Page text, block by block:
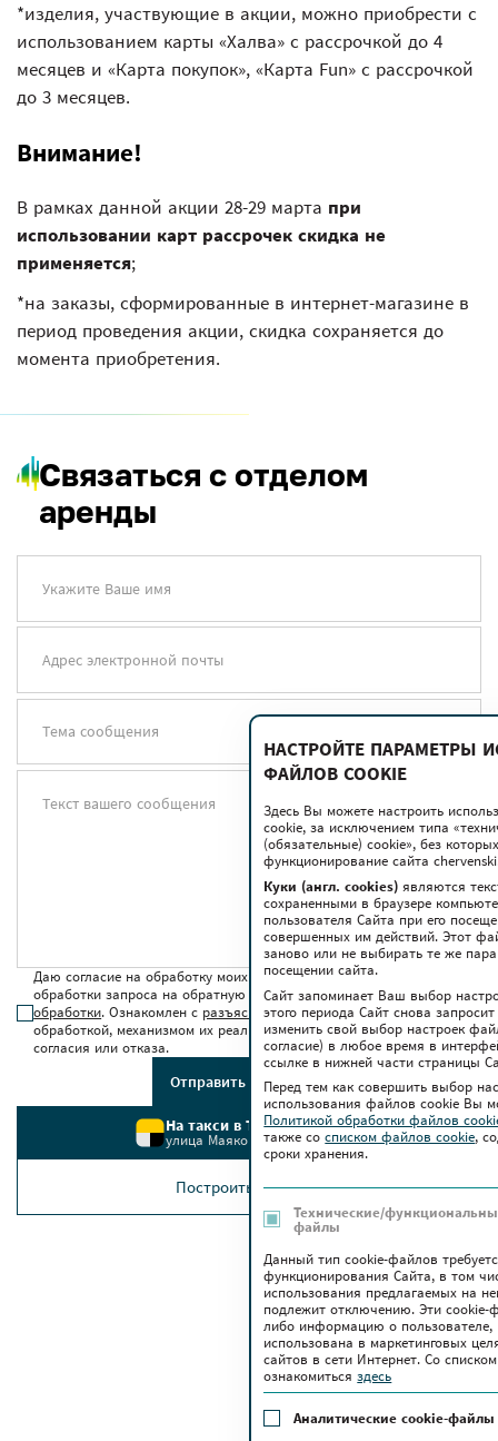
*изделия, участвующие в акции, можно приобрести с
использованием карты «Халва» с рассрочкой до 4
месяцев и «Карта покупок», «Карта Fun» с рассрочкой
до 3 месяцев.
Внимание!
В рамках данной акции 28-29 марта при
использовании карт рассрочек скидка не
применяется;
*на заказы, сформированные в интернет-магазине в
период проведения акции, скидка сохраняется до
момента приобретения.
Связаться с отделом
аренды
Укажите Ваше имя
Адрес электронной почты
Тема сообщения
Текст вашего сообщения
Даю согласие на обработку моих персональных данных для
обработки запроса на обратную связь в соответствии с условиями
обработки. Ознакомлен с разъяснением прав, связанных с
обработкой, механизмом их реализации, последствиями дачи
согласия или отказа.
Отправить сообщение
На такси в ТРЦ Червенский
улица Маяковского, 6
Построить маршрут
НАСТРОЙТЕ ПАРАМЕТРЫ
ФАЙЛОВ COOKIE
Здесь Вы можете настроить
cookie, за исключением типа
(обязательные) cookie», без
функционирование сайта
Куки (англ. cookies) являются
сохраненными в браузере
пользователя Сайта при его
совершенных им действий. Этот
заново или не выбирать те же
посещении сайта.
Сайт запоминает Ваш выбор
этого периода Сайт снова
изменить свой выбор настроек
согласие) в любое время в
ссылке в нижней части страницы
Перед тем как совершить выбор
использования файлов сookie Вы
Политикой обработки файлов
также coсписком файлов cookie,
сроки хранения.
Технические/
файлы
Данный тип cookie-файлов
функционирования Сайта, в том
использования предлагаемых на
подлежит отключению. Эти
либо информацию о пользователе,
использована в маркетинговых
сайтов в сети Интернет. Со
ознакомитьсяздесь
Аналитические cookie-файлы